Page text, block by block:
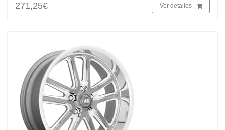
271,25€
Ver detalles